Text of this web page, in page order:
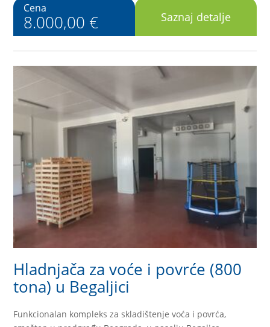
Cena
8.000,00 € Saznaj detalje
Hladnjača za voće i povrće (800
tona) u Begaljici
Funkcionalan kompleks za skladištenje voća i povrća,